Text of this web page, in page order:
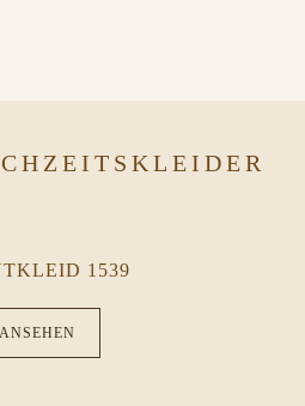
1539
ANSEHEN